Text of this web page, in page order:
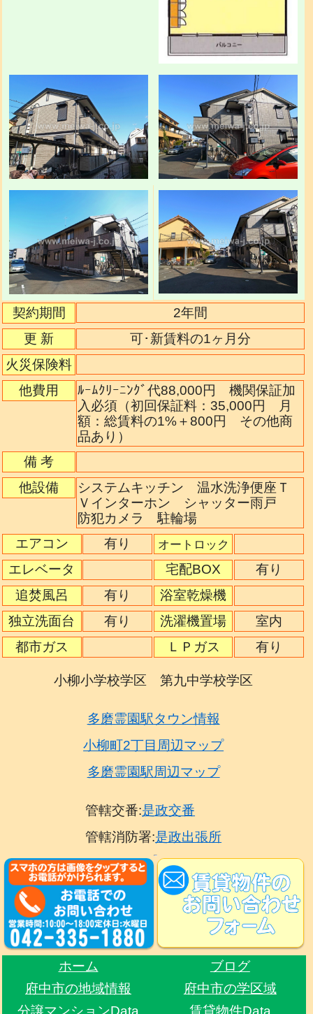
契約期間
2年間
更 新
可･新賃料の1ヶ月分
火災保険料
他費用
ﾙｰﾑｸﾘｰﾆﾝｸﾞ代88,000円 機関保証加
入必須（初回保証料：35,000円 月
額：総賃料の1%＋800円 その他商
品あり）
備 考
他設備
システムキッチン 温水洗浄便座Ｔ
Ｖインターホン シャッター雨戸
防犯カメラ 駐輪場
エアコン
有り オートロック
エレベータ 宅配BOX
有り
追焚風呂
有り
浴室乾燥機
独立洗面台
有り 洗濯機置場
室内
都市ガス
ＬＰガス 有り
小柳小学校学区 第九中学校学区
多磨霊園駅タウン情報
小柳町2丁目周辺マップ
多磨霊園駅周辺マップ
管轄交番:是政交番
管轄消防署:是政出張所
ホーム
ブログ
府中市の地域情報
府中市の学区域
分譲マンションData
賃貸物件Data